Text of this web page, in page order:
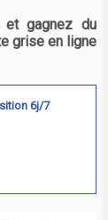
et gagnez du
grise en ligne
6j/7